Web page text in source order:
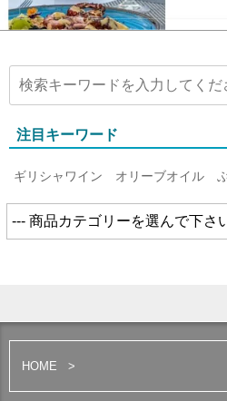
注目キーワード
ギリシャワイン オリーブオイル
HOME